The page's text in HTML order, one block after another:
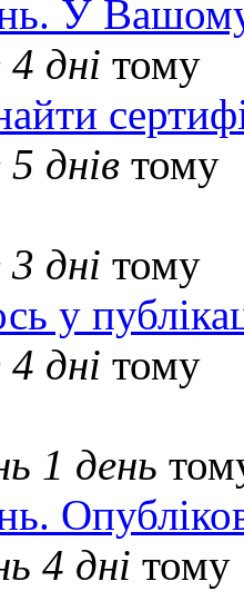
У Вашому
дні тому
днів тому
дні тому
у
дні тому
1 день
4 дні тому